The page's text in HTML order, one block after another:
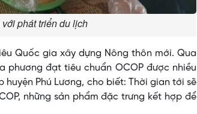
phát triển du lịch
Quốc gia xây dựng Nông thôn mới. Qua
phương đạt tiêu chuẩn OCOP được nhiều
huyện Phú Lương, cho biết: Thời gian tới sẽ
những sản phẩm đặc trưng kết hợp để